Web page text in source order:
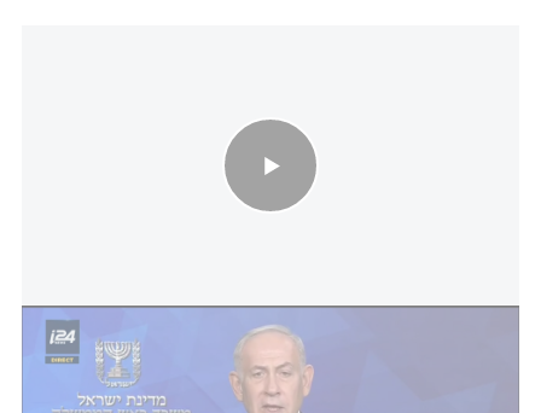
Une zone de sécurité au Liban ? - L'opinion israélienne en
faveur du maintien de zones tampons